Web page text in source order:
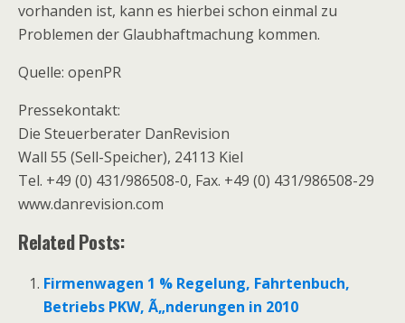
vorhanden ist, kann es hierbei schon einmal zu
Problemen der Glaubhaftmachung kommen.
Quelle: openPR
Pressekontakt:
Die Steuerberater DanRevision
Wall 55 (Sell-Speicher), 24113 Kiel
Tel. +49 (0) 431/986508-0, Fax. +49 (0) 431/986508-29
www.danrevision.com
Related Posts:
Firmenwagen 1 % Regelung, Fahrtenbuch,
Betriebs PKW, Ã„nderungen in 2010